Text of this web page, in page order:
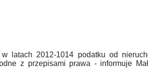
latach 2012-1014 podatku od
z przepisami prawa - informuje